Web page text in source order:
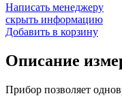
Написать менеджеру
скрыть информацию
Добавить в корзину
Описание
Прибор позволяет